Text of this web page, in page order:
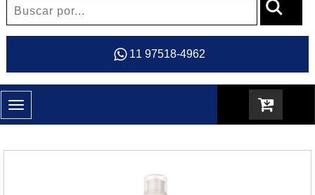
11 97518-4962
Toggle
navigation